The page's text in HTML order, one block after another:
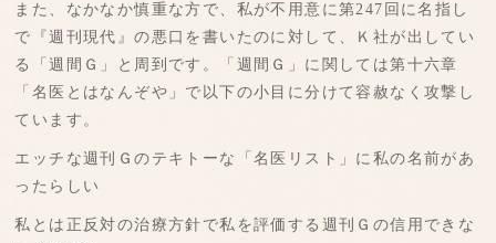
また、なかなか慎重な方で、私が不用意に第247回に名指し
で『週刊現代』の悪口を書いたのに対して、Ｋ社が出してい
る「週間Ｇ」と周到です。「週間Ｇ」に関しては第十六章
「名医とはなんぞや」で以下の小目に分けて容赦なく攻撃し
ています。
エッチな週刊Ｇのテキトーな「名医リスト」に私の名前があ
ったらしい
私とは正反対の治療方針で私を評価する週刊Ｇの信用できな